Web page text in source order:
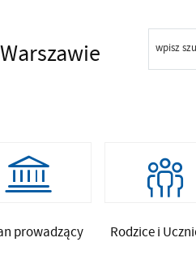
wpisz
prowadzący Rodzice i